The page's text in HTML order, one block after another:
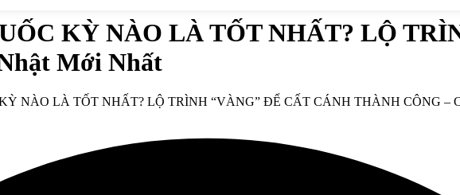
KỲ NÀO LÀ TỐT NHẤT? LỘ
Mới Nhất
NÀO LÀ TỐT NHẤT? LỘ TRÌNH “VÀNG” ĐỂ CẤT CÁNH THÀNH CÔNG –